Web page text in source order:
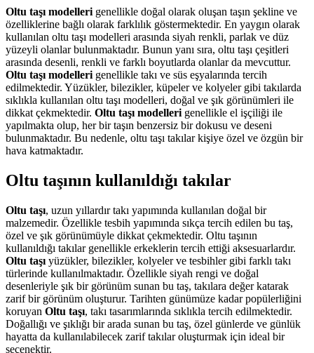
Oltu taşı modelleri genellikle doğal olarak oluşan taşın şekline ve
özelliklerine bağlı olarak farklılık göstermektedir. En yaygın olarak
kullanılan oltu taşı modelleri arasında siyah renkli, parlak ve düz
yüzeyli olanlar bulunmaktadır. Bunun yanı sıra, oltu taşı çeşitleri
arasında desenli, renkli ve farklı boyutlarda olanlar da mevcuttur.
Oltu taşı modelleri genellikle takı ve süs eşyalarında tercih
edilmektedir. Yüzükler, bilezikler, küpeler ve kolyeler gibi takılarda
sıklıkla kullanılan oltu taşı modelleri, doğal ve şık görünümleri ile
dikkat çekmektedir. Oltu taşı modelleri genellikle el işçiliği ile
yapılmakta olup, her bir taşın benzersiz bir dokusu ve deseni
bulunmaktadır. Bu nedenle, oltu taşı takılar kişiye özel ve özgün bir
hava katmaktadır.
Oltu taşının kullanıldığı takılar
Oltu taşı, uzun yıllardır takı yapımında kullanılan doğal bir
malzemedir. Özellikle tesbih yapımında sıkça tercih edilen bu taş,
özel ve şık görünümüyle dikkat çekmektedir. Oltu taşının
kullanıldığı takılar genellikle erkeklerin tercih ettiği aksesuarlardır.
Oltu taşı yüzükler, bilezikler, kolyeler ve tesbihler gibi farklı takı
türlerinde kullanılmaktadır. Özellikle siyah rengi ve doğal
desenleriyle şık bir görünüm sunan bu taş, takılara değer katarak
zarif bir görünüm oluşturur. Tarihten günümüze kadar popülerliğini
koruyan Oltu taşı, takı tasarımlarında sıklıkla tercih edilmektedir.
Doğallığı ve şıklığı bir arada sunan bu taş, özel günlerde ve günlük
hayatta da kullanılabilecek zarif takılar oluşturmak için ideal bir
seçenektir.